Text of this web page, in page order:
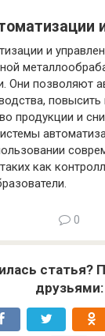
и
Они позволяют
повысить
продукции и
как
0
статья?
друзьями: